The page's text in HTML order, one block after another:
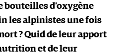
bouteilles d’oxygène
les alpinistes une fois
? Quid de leur apport
et de leur